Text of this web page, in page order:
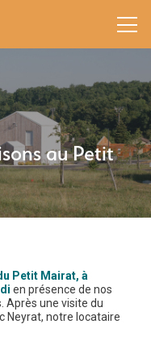
au Petit
Petit Mairat, à
en présence de nos
Après une visite du
Neyrat, notre locataire